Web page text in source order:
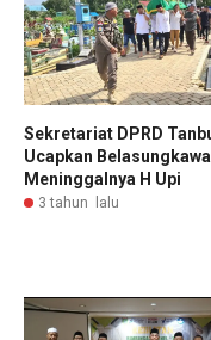
Sekretariat DPRD
Ucapkan
Meninggalnya H Upi
3 tahun lalu